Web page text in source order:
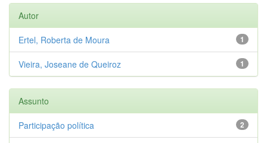
Autor
1
Ertel, Roberta de Moura
1
Vieira, Joseane de Queiroz
Assunto
2
Participação política